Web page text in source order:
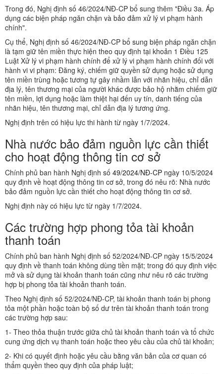
Trong đó, Nghị định số 46/2024/NĐ-CP bổ sung thêm "Điều 3a. Áp
dụng các biện pháp ngăn chặn và bảo đảm xử lý vi phạm hành
chính".
Cụ thể, Nghị định số 46/2024/NĐ-CP bổ sung biện pháp ngăn chặn
là tạm giữ tên miền thực hiện theo quy định tại khoản 1 Điều 125
Luật Xử lý vi phạm hành chính để xử lý vi phạm hành chính đối với
hành vi vi phạm: Đăng ký, chiếm giữ quyền sử dụng hoặc sử dụng
tên miền trùng hoặc tương tự gây nhầm lẫn với nhãn hiệu, chỉ dẫn
địa lý, tên thương mại của người khác được bảo hộ nhằm chiếm giữ
tên miền, lợi dụng hoặc làm thiệt hại đến uy tín, danh tiếng của
nhãn hiệu, tên thương mại, chỉ dẫn địa lý tương ứng.
Nghị định trên có hiệu lực thi hành từ ngày 1/7/2024.
Nhà nước bảo đảm nguồn lực cần thiết
cho hoạt động thông tin cơ sở
Chính phủ ban hành Nghị định số 49/2024/NĐ-CP ngày 10/5/2024
quy định về hoạt động thông tin cơ sở, trong đó nêu rõ: Nhà nước
bảo đảm nguồn lực cần thiết cho hoạt động thông tin cơ sở.
Nghị định này có hiệu lực từ ngày 1/7/2024.
Các trường hợp phong tỏa tài khoản
thanh toán
Chính phủ ban hành Nghị định số 52/2024/NĐ-CP ngày 15/5/2024
quy định về thanh toán không dùng tiền mặt; trong đó quy định việc
mở và sử dụng tài khoản thanh toán cũng như nêu rõ các trường
hợp bị phong tỏa tài khoản thanh toán.
Theo Nghị định số 52/2024/NĐ-CP, tài khoản thanh toán bị phong
tỏa một phần hoặc toàn bộ số dư trên tài khoản thanh toán trong
các trường hợp sau:
1- Theo thỏa thuận trước giữa chủ tài khoản thanh toán và tổ chức
cung ứng dịch vụ thanh toán hoặc theo yêu cầu của chủ tài khoản;
2- Khi có quyết định hoặc yêu cầu bằng văn bản của cơ quan có
thẩm quyền theo quy định của pháp luật;